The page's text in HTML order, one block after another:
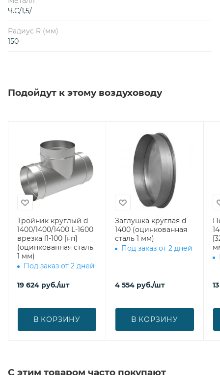
Ч.С/1,5/
Радиус R (мм)
150
Подойдут к этому воздуховоду
Тройник круглый d
1400/1400/1400 L-1600
врезка l1-100 [нп]
(оцинкованная сталь
1 мм)
Под заказ от 2 дней
19 624 руб./шт
В КОРЗИНУ
Заглушка круглая d
1400 (оцинкованная
сталь 1 мм)
Под заказ от 2 дней
4 554 руб./шт
В КОРЗИНУ
С этим товаром часто покупают